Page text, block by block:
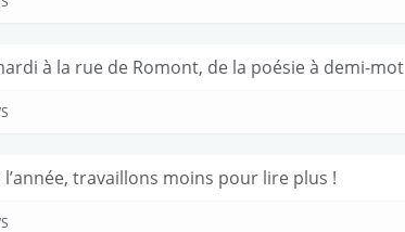
à la rue de Romont, de la poésie à demi-mot
l’année, travaillons moins pour lire plus !